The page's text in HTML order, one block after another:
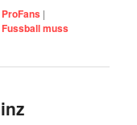
ProFans |
Fussball muss